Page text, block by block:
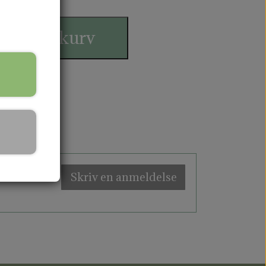
til kurv
Skriv en anmeldelse